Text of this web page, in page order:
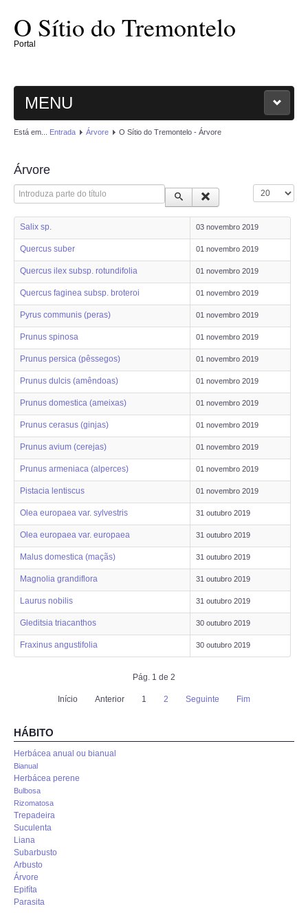
O Sítio do Tremontelo
Portal
MENU
ENTRADA
O SÍTIO
PLANTAE
MAGNOLIOPHYTAE
FUNGI
ANIMALIA
PROCESSOS
VISITAS
ACERCA DE
Está em... Entrada Árvore O Sítio do Tremontelo - Árvore
Árvore
Introduza parte do título Qtd. a mostrar
Salix sp. 03 novembro 2019
Quercus suber 01 novembro 2019
Quercus ilex subsp. rotundifolia 01 novembro 2019
Quercus faginea subsp. broteroi 01 novembro 2019
Pyrus communis (peras) 01 novembro 2019
Prunus spinosa 01 novembro 2019
Prunus persica (pêssegos) 01 novembro 2019
Prunus dulcis (amêndoas) 01 novembro 2019
Prunus domestica (ameixas) 01 novembro 2019
Prunus cerasus (ginjas) 01 novembro 2019
Prunus avium (cerejas) 01 novembro 2019
Prunus armeniaca (alperces) 01 novembro 2019
Pistacia lentiscus 01 novembro 2019
Olea europaea var. sylvestris 31 outubro 2019
Olea europaea var. europaea 31 outubro 2019
Malus domestica (maçãs) 31 outubro 2019
Magnolia grandiflora 31 outubro 2019
Laurus nobilis 31 outubro 2019
Gleditsia triacanthos 30 outubro 2019
Fraxinus angustifolia 30 outubro 2019
Pág. 1 de 2
Início Anterior 1 2 Seguinte Fim
HÁBITO
Herbácea anual ou bianual
Bianual
Herbácea perene
Bulbosa
Rizomatosa
Trepadeira
Suculenta
Liana
Subarbusto
Arbusto
Árvore
Epifíta
Parasita